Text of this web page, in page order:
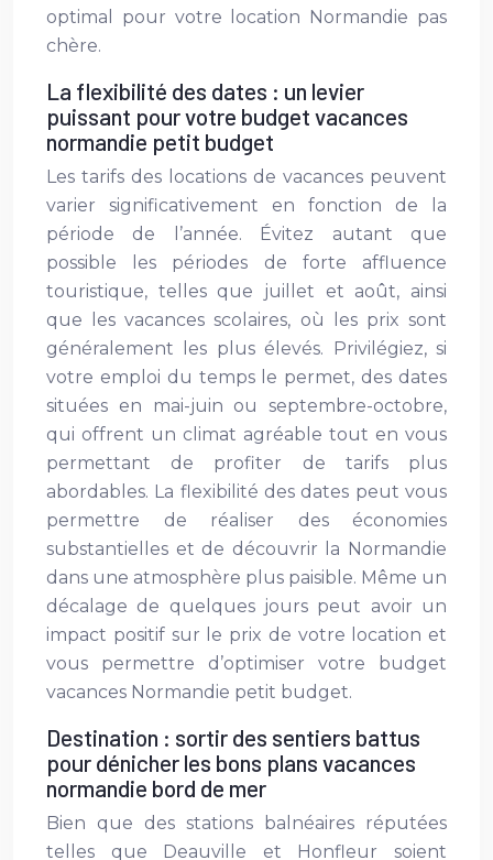
optimal pour votre location Normandie pas
chère.
La flexibilité des dates : un levier
puissant pour votre budget vacances
normandie petit budget
Les tarifs des locations de vacances peuvent
varier significativement en fonction de la
période de l’année. Évitez autant que
possible les périodes de forte affluence
touristique, telles que juillet et août, ainsi
que les vacances scolaires, où les prix sont
généralement les plus élevés. Privilégiez, si
votre emploi du temps le permet, des dates
situées en mai-juin ou septembre-octobre,
qui offrent un climat agréable tout en vous
permettant de profiter de tarifs plus
abordables. La flexibilité des dates peut vous
permettre de réaliser des économies
substantielles et de découvrir la Normandie
dans une atmosphère plus paisible. Même un
décalage de quelques jours peut avoir un
impact positif sur le prix de votre location et
vous permettre d’optimiser votre budget
vacances Normandie petit budget.
Destination : sortir des sentiers battus
pour dénicher les bons plans vacances
normandie bord de mer
Bien que des stations balnéaires réputées
telles que Deauville et Honfleur soient